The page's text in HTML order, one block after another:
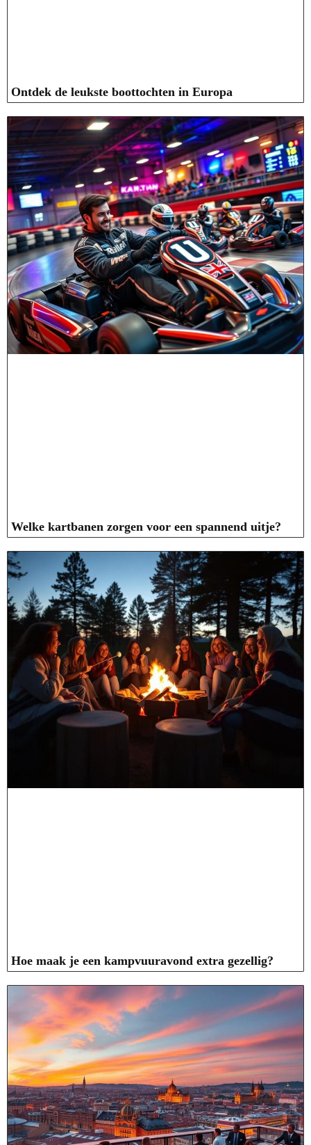
Ontdek de leukste boottochten in Europa
Welke kartbanen zorgen voor een spannend uitje?
Hoe maak je een kampvuuravond extra gezellig?